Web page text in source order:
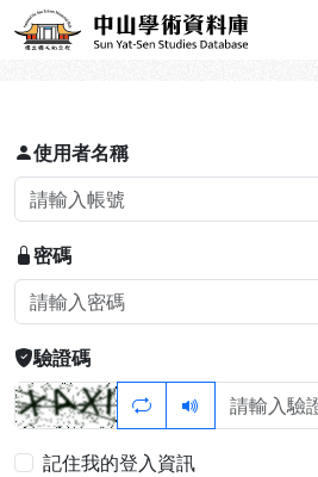
跳到主要內容
中山學術資料庫
登入
使用者名稱
密碼
驗證碼
記住我的登入資訊